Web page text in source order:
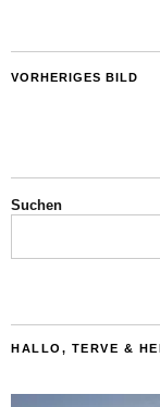
VORHERIGES BILD
Suchen
HALLO, TERVE &